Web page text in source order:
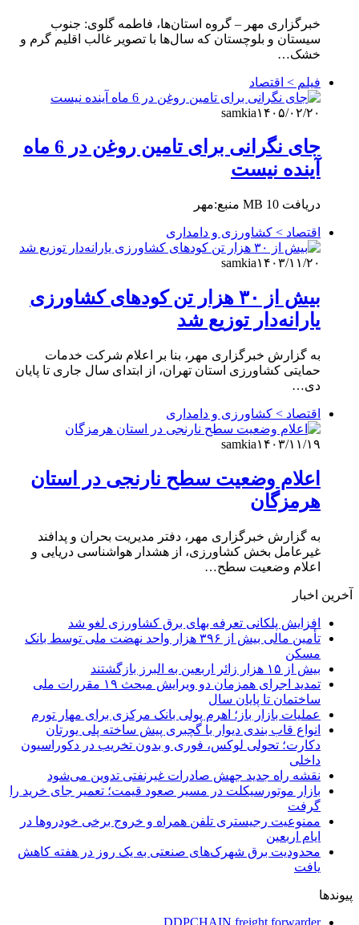
خبرگزاری مهر – گروه استان‌ها، فاطمه گلوی: جنوب
سیستان و بلوچستان که سال‌ها با تصویر غالب اقلیم گرم و
خشک…
فیلم > اقتصاد
samkia۱۴۰۵/۰۲/۲۰
جای نگرانی برای تامین روغن در 6 ماه
آینده نیست
دریافت 10 MB منبع:مهر
اقتصاد > کشاورزی و دامداری
samkia۱۴۰۳/۱۱/۲۰
بیش از ۳۰ هزار تن کودهای کشاورزی
یارانه‌دار توزیع شد
به گزارش خبرگزاری مهر، بنا بر اعلام شرکت خدمات
حمایتی کشاورزی استان تهران، از ابتدای سال جاری تا پایان
دی…
اقتصاد > کشاورزی و دامداری
samkia۱۴۰۳/۱۱/۱۹
اعلام وضعیت سطح نارنجی در استان
هرمزگان
به گزارش خبرگزاری مهر، دفتر مدیریت بحران و پدافند
غیرعامل بخش کشاورزی، از هشدار هواشناسی دریایی و
اعلام وضعیت سطح…
آخرین اخبار
افزایش پلکانی تعرفه بهای برق کشاورزی لغو شد
تأمین مالی بیش از ۳۹۶ هزار واحد نهضت ملی توسط بانک
مسکن
بیش از ۱۵ هزار زائر اربعین به البرز بازگشتند
تمدید اجرای همزمان دو ویرایش مبحث ۱۹ مقررات ملی
ساختمان تا پایان سال
عملیات بازار باز؛ اهرم پولی بانک مرکزی برای مهار تورم
انواع قاب بندی دیوار با گچبری پیش ساخته پلی یورتان
دکارت؛ تحولی لوکس، فوری و بدون تخریب در دکوراسیون
داخلی
نقشه راه جدید جهش صادرات غیرنفتی تدوین می‌شود
بازار موتورسیکلت در مسیر صعود قیمت؛ تعمیر جای خرید را
گرفت
ممنوعیت رجیستری تلفن همراه و خروج برخی خودروها در
ایام اربعین
محدودیت برق شهرک‌های صنعتی به یک روز در هفته کاهش
یافت
پیوندها
DDPCHAIN freight forwarder